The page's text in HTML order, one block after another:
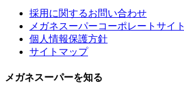
採用に関するお問い合わせ
メガネスーパーコーポレートサイト
個人情報保護方針
サイトマップ
メガネスーパーを知る